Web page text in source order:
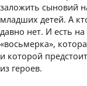
заложить сыновий
младших детей. А
давно нет. И есть
«восьмерка»,
и которой
из героев.